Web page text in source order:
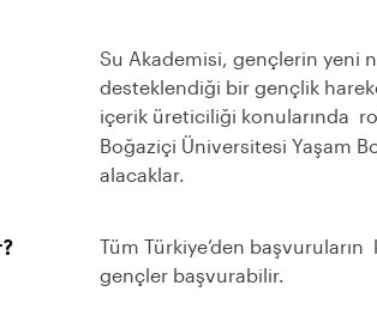
Su Akademisi, gençlerin yeni
desteklendiği bir gençlik
içerik üreticiliği konularında
Boğaziçi Üniversitesi Yaşam
alacaklar.
Tüm Türkiye’den
gençler başvurabilir.